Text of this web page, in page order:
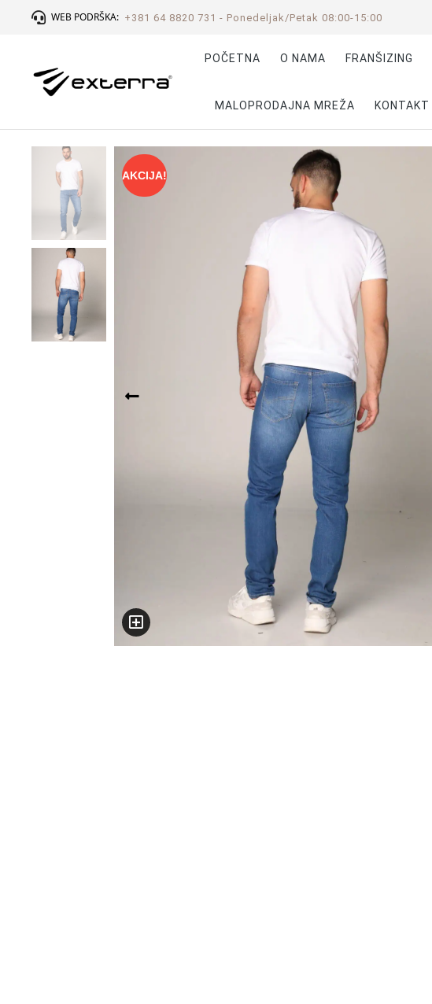
WEB PODRŠKA: +381 64 8820 731 - Ponedeljak/Petak 08:00-15:00
POČETNA O NAMA FRANŠIZING
MALOPRODAJNA MREŽA KONTAKT
AKCIJA!